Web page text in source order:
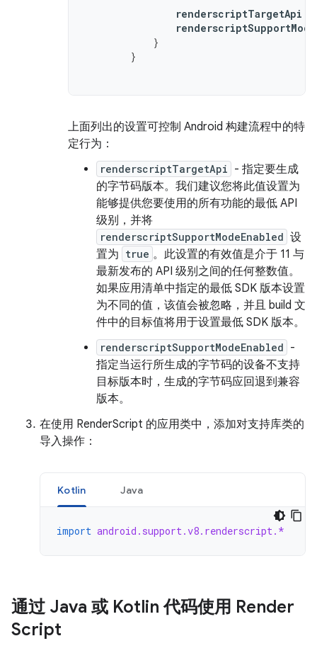
renderscriptTargetApi
}
}
上面列出的设置可控制 Android 构建流程中的特
定行为：
renderscriptTargetApi - 指定要生成
的字节码版本。我们建议您将此值设置为
能够提供您要使用的所有功能的最低 API
级别，并将
renderscriptSupportModeEnabled 设
置为 true 。此设置的有效值是介于 11 与
最新发布的 API 级别之间的任何整数值。
如果应用清单中指定的最低 SDK 版本设置
为不同的值，该值会被忽略，并且 build 文
件中的目标值将用于设置最低 SDK 版本。
renderscriptSupportModeEnabled -
指定当运行所生成的字节码的设备不支持
目标版本时，生成的字节码应回退到兼容
版本。
在使用 RenderScript 的应用类中，添加对支持库类的
导入操作：
Kotlin Java
import android.support.v8.renderscript.*
通过 Java 或 Kotlin 代码使用 Render
Script